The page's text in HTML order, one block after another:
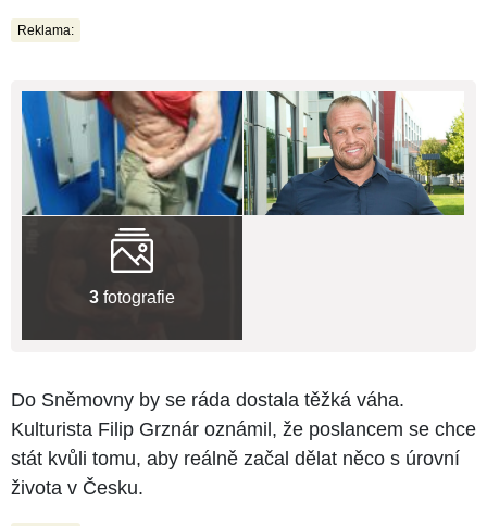
Reklama:
3 fotografie
Do Sněmovny by se ráda dostala těžká váha.
Kulturista Filip Grznár oznámil, že poslancem se chce
stát kvůli tomu, aby reálně začal dělat něco s úrovní
života v Česku.